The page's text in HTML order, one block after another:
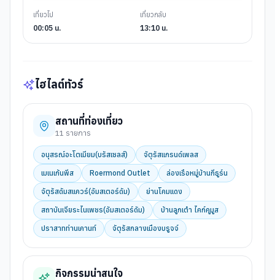
เที่ยวไป
00:05 น.
เที่ยวกลับ
13:10 น.
ไฮไลต์ทัวร์
สถานที่ท่องเที่ยว
11 รายการ
อนุสรณ์อะโตเมียม(บรัสเซลส์)
จัตุรัสแกรนด์เพลส
เมเนเก้นพีส
Roermond Outlet
ล่องเรือหมู่บ้านกีธูร์น
จัตุรัสดัมสแควร์(อัมสเตอร์ดัม)
ย่านโคมแดง
สถาบันเจียระไนเพชร(อัมสเตอร์ดัม)
บ้านลูกเต๋า ไคก์คูมูส
ปราสาทท่านเคานท์
จัตุรัสกลางเมืองบรูจจ์
กิจกรรมน่าสนใจ